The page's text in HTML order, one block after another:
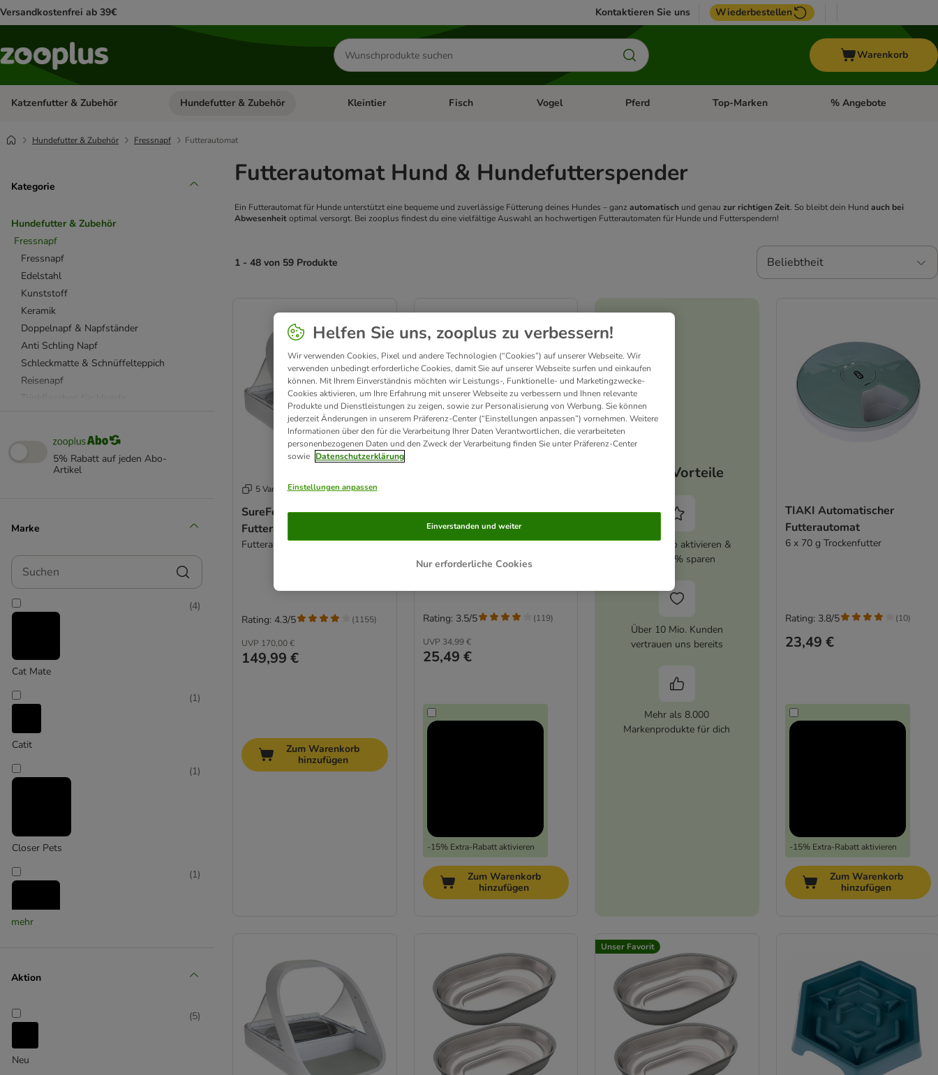
Versandkostenfrei ab 39€ Kontaktieren Sie uns Wiederbestellen
Produkte
suchen
Warenkorb
Katzenfutter & Zubehör Kategorie-Menü öffnen: Katzenfutter & Zubehör
Hundefutter & Zubehör Kategorie-Menü öffnen: Hundefutter & Zubehör
Kleintier Kategorie-Menü öffnen: Kleintier
Fisch Kategorie-Menü öffnen: Fisch
Vogel Kategorie-Menü öffnen: Vogel
Pferd Kategorie-Menü öffnen: Pferd
Top-Marken Kategorie-Menü öffnen:
% Angebote
Hundefutter & Zubehör Fressnapf Futterautomat
Kategorie
Hundefutter & Zubehör
Fressnapf
Fressnapf
Edelstahl
Kunststoff
Keramik
Doppelnapf & Napfständer
Anti Schling Napf
Schleckmatte & Schnüffelteppich
Reisenapf
Trinkbrunnen
Futtertonne & Futterbehälter
Designed by Lotte
5% Rabatt auf jeden Abo-
Artikel
Marke
Suchen
Cat Mate
(4)
Catit
(1)
Closer Pets
(1)
(1)
ferplast
mehr
Aktion
Neu
(5)
Futterautomat Hund & Hundefutterspender
Ein Futterautomat für Hunde unterstützt eine bequeme und zuverlässige Fütterung deines Hundes – ganz automatisch und genau zur richtigen Zeit. So bleibt dein Hund auch bei
Abwesenheitoptimal versorgt. Bei zooplus findest du eine vielfältige Auswahl an hochwertigen Futterautomaten für Hunde und Futterspendern!
1 - 48 von 59 Produkte Beliebtheit
5 Varianten
SureFeed Mikrochip
Futterautomat
Futterautomat 400 ml
UVP 170,00 €
149,99 €
Rating: 4.3/5 (1155)
Zum Warenkorb
hinzufügen
Trixie Futterautomat TX2
2 x 300 ml
UVP 34,99 €
25,49 €
-15% Extra-Rabatt aktivieren
Rating: 3.5/5 (119)
Zum Warenkorb
hinzufügen
Deine Vorteile
zooplus Abo aktivieren &
immer 5% sparen
Über 10 Mio. Kunden
vertrauen uns bereits
Mehr als 8.000
Markenprodukte für dich
TIAKI Automatischer
Futterautomat
6 x 70 g Trockenfutter
23,49 €
-15% Extra-Rabatt aktivieren
Rating: 3.8/5 (10)
Zum Warenkorb
hinzufügen
Unser Favorit
Helfen Sie uns, zooplus zu verbessern!
Wir verwenden Cookies, Pixel und andere Technologien (“Cookies”) auf unserer Webseite. Wir
verwenden unbedingt erforderliche Cookies, damit Sie auf unserer Webseite surfen und einkaufen
können. Mit Ihrem Einverständnis möchten wir Leistungs-, Funktionelle- und Marketingzwecke-
Cookies aktivieren, um Ihre Erfahrung mit unserer Webseite zu verbessern und Ihnen relevante
Produkte und Dienstleistungen zu zeigen, sowie zur Personalisierung von Werbung. Sie können
jederzeit Änderungen in unserem Präferenz-Center (“Einstellungen anpassen”) vornehmen. Weitere
Informationen über den für die Verarbeitung Ihrer Daten Verantwortlichen, die verarbeiteten
personenbezogenen Daten und den Zweck der Verarbeitung finden Sie unter Präferenz-Center
sowie Datenschutzerklärung
Einstellungen anpassen
Nur erforderliche Cookies
Einverstanden und weiter